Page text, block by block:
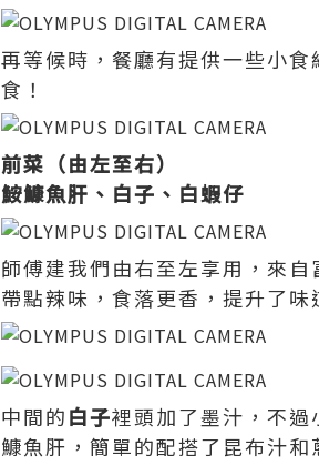
再等候時，餐廳有提供一些小
食！
前菜（由左至右）
鮟鱇魚肝、白子、白蝦仔
師傅建我們由右至左享用，來自
帶點辣味，食落更香，提升了味
中間的白子裡頭加了墨汁，不
鱇魚肝，簡單的配搭了昆布汁